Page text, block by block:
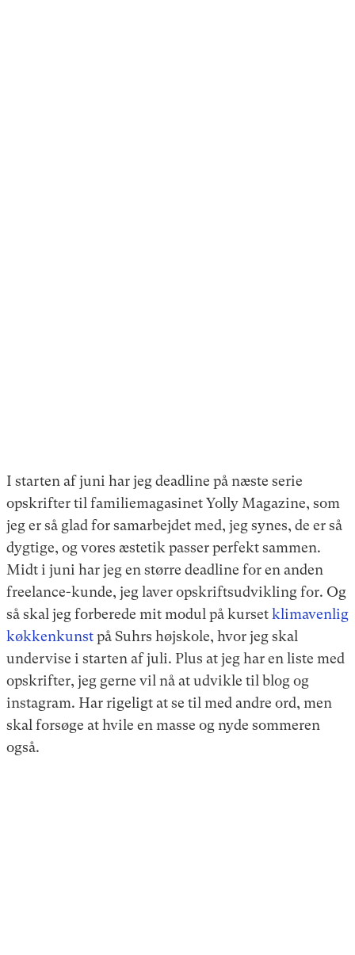
I starten af juni har jeg deadline på næste serie
opskrifter til familiemagasinet Yolly Magazine, som
jeg er så glad for samarbejdet med, jeg synes, de er så
dygtige, og vores æstetik passer perfekt sammen.
Midt i juni har jeg en større deadline for en anden
freelance-kunde, jeg laver opskriftsudvikling for. Og
så skal jeg forberede mit modul på kursetklimavenlig
køkkenkunstpå Suhrs højskole, hvor jeg skal
undervise i starten af juli. Plus at jeg har en liste med
opskrifter, jeg gerne vil nå at udvikle til blog og
instagram. Har rigeligt at se til med andre ord, men
skal forsøge at hvile en masse og nyde sommeren
også.